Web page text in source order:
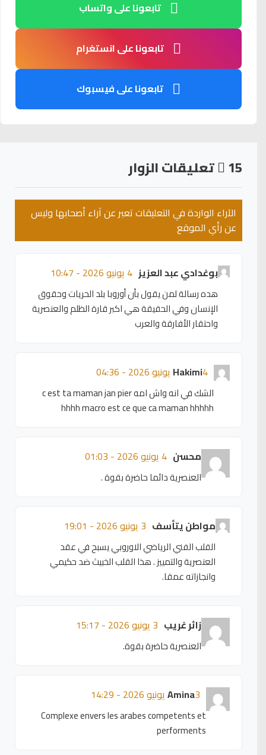
تابعونا على واتساب
تابعونا على انستغرام
تابعونا على فيسبوك
15 تعليقات الزوار
الآراء الواردة في التعليقات تعبر عن آراء أصحابها وليس
عن رأي الموقع
بوغدادي عبد العزيز 4 يونيو 2026 - 10:47
هده رسالة لمن يقول بأن أوروبا بلد الحريات وحقوق
الإنسان وفي الحقيقة هي اكبر قارة الظلم والعنصرية
واحتقار الأفارقة والعرب
Hakimi4 يونيو 2026 - 04:36
الشك في انه واش امه c est ta maman jan pier
hhhh macro est ce que ca maman hhhhh
محسن 4 يونيو 2026 - 01:03
العنصرية دائما حاضرة بقوة .
مواطن يتأسف 3 يونيو 2026 - 19:01
القلب الفني الرياضي الاوروبي يسبح في عقد
العنصرية والتمييز . هذا القلب الخبيث ضد حكيمي
وانجازاته عمقا.
زائر غريب 3 يونيو 2026 - 15:17
العنصرية حاضرة بقوة.
Amina3 يونيو 2026 - 14:29
Complexe envers les arabes competents et
performents